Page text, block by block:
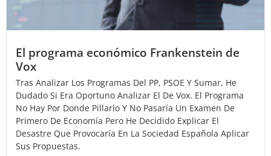
El programa económico Frankenstein de
Vox
Tras Analizar Los Programas Del PP, PSOE Y Sumar, He
Dudado Si Era Oportuno Analizar El De Vox. El Programa
No Hay Por Donde Pillarlo Y No Pasaría Un Examen De
Primero De Economía Pero He Decidido Explicar El
Desastre Que Provocaría En La Sociedad Española Aplicar
Sus Propuestas.